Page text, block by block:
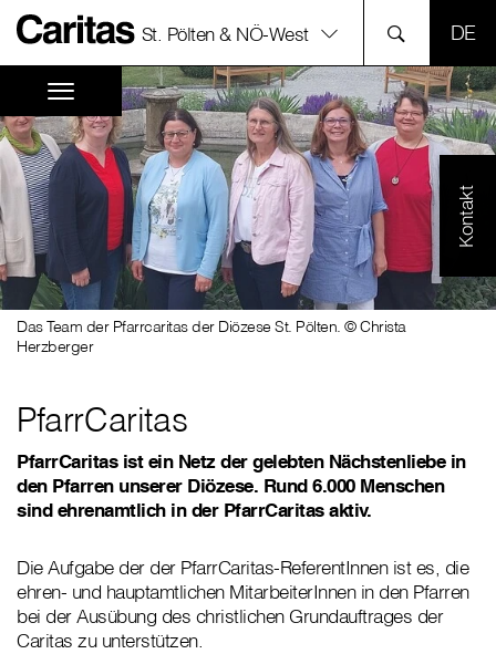
St. Pölten & NÖ-West
Kontakt
Das Team der Pfarrcaritas der Diözese St. Pölten. © Christa
Herzberger
PfarrCaritas
PfarrCaritas ist ein Netz der gelebten Nächstenliebe in
den Pfarren unserer Diözese. Rund 6.000 Menschen
sind ehrenamtlich in der PfarrCaritas aktiv.
Die Aufgabe der der PfarrCaritas-ReferentInnen ist es, die
ehren- und hauptamtlichen MitarbeiterInnen in den Pfarren
bei der Ausübung des christlichen Grundauftrages der
Caritas zu unterstützen.